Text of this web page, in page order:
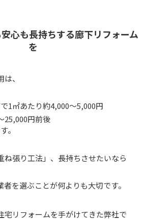
心も長持ちする廊下リフォーム
を
、
1㎡あたり約4,000～5,000円
25,000円前後
。
ね張り工法」、長持ちさせたいなら
を選ぶことが何よりも大切です。
宅リフォームを手がけてきた弊社で